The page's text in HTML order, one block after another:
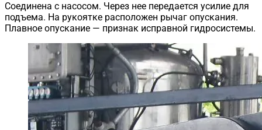
Соединена с насосом. Через нее передается усилие для
подъема. На рукоятке расположен рычаг опускания.
Плавное опускание — признак исправной гидросистемы.